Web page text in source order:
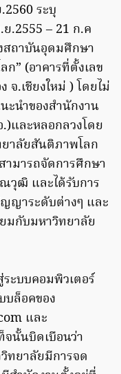
ระบุ
.2555 – 21 ก.ค
สถาบันอุดมศึกษา
” (อาคารที่ตั้งเลข
จ.เชียงใหม่ ) โดยไม่
ะนำของสำนักงาน
และหลอกลวงโดย
าลัยสันติภาพโลก
มารถจัดการศึกษา
วุฒิ และได้รับการ
ญาระดับต่างๆ และ
มกับมหาวิทยาลัย
ะบบคอมพิวเตอร์
ล็อคของ
และ
นั้นบิดเบือนว่า
ทยาลัยมีการจด